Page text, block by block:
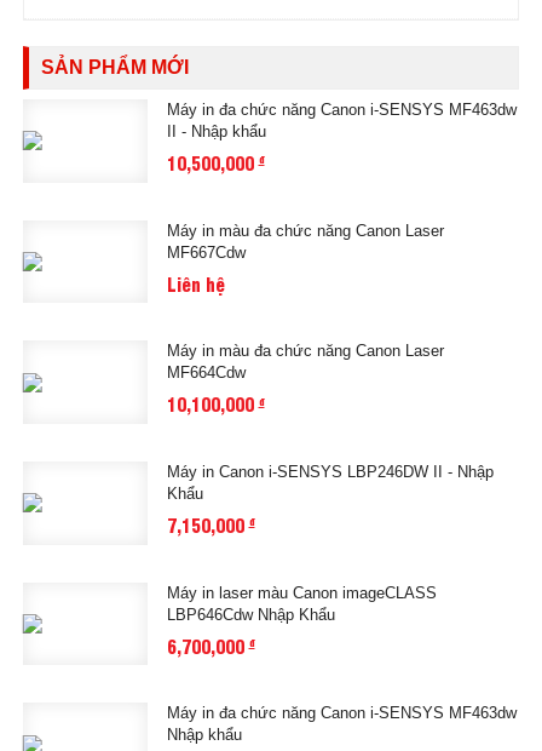
SẢN PHẨM MỚI
Máy in đa chức năng Canon i-SENSYS MF463dw
II - Nhập khẩu
10,500,000đ
Máy in màu đa chức năng Canon Laser
MF667Cdw
Liên hệ
Máy in màu đa chức năng Canon Laser
MF664Cdw
10,100,000đ
Máy in Canon i-SENSYS LBP246DW II - Nhập
Khẩu
7,150,000đ
Máy in laser màu Canon imageCLASS
LBP646Cdw Nhập Khẩu
6,700,000đ
Máy in đa chức năng Canon i-SENSYS MF463dw
Nhập khẩu